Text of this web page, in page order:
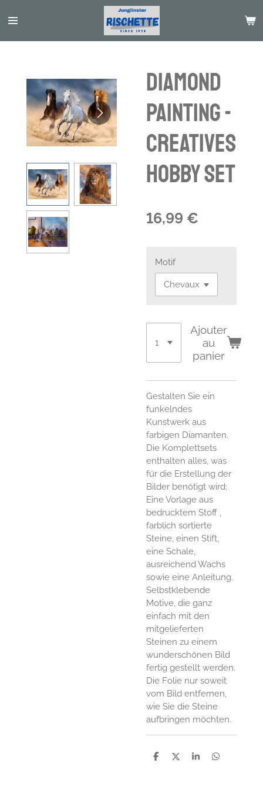
au
Diamond
Painting -
Creatives
Hobby Set
16,99 €
Motif
Ajouter
au
panier
Gestalten Sie ein
funkelndes
Kunstwerk aus
farbigen Diamanten.
Die Komplettsets
enthalten alles, was
für die Erstellung der
Bilder benötigt wird:
Eine Vorlage aus
bedrucktem Stoff ,
farblich sortierte
Steine, einen Stift,
eine Schale,
ausreichend Wachs
sowie eine Anleitung.
Selbstklebende
Motive, die ganz
einfach mit den
mitgelieferten
Steinen zu einem
wunderschönen Bild
fertig gestellt werden.
Die Folie nur soweit
vom Bild entfernen,
wie Sie die Steine
aufbringen möchten.
P
P
P
P